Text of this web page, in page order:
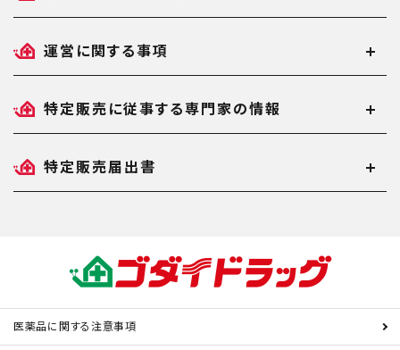
運営に関する事項
特定販売に従事する専門家の情報
特定販売届出書
医薬品に関する注意事項